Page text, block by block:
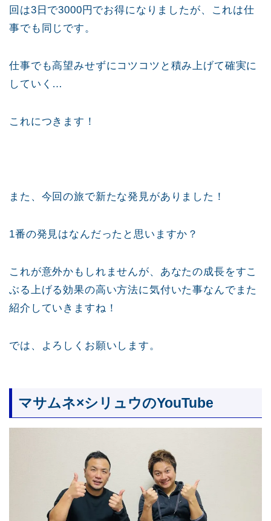
回は3日で3000円でお得になりましたが、これは仕
事でも同じです。
仕事でも高望みせずにコツコツと積み上げて確実に
していく…
これにつきます！
また、今回の旅で新たな発見がありました！
1番の発見はなんだったと思いますか？
これが意外かもしれませんが、あなたの成長をすこ
ぶる上げる効果の高い方法に気付いた事なんでまた
紹介していきますね！
では、よろしくお願いします。
マサムネ×シリュウのYouTube